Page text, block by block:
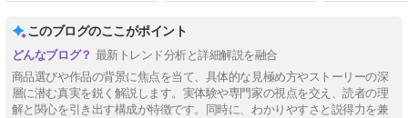
このブログのここがポイント
最新トレンド分析と詳細解説を融合
商品選びや作品の背景に焦点を当て、具体的な見極め方やストーリーの深
層に潜む真実を鋭く解説します。実体験や専門家の視点を交え、読者の理
解と関心を引き出す構成が特徴です。同時に、わかりやすさと説得力を兼